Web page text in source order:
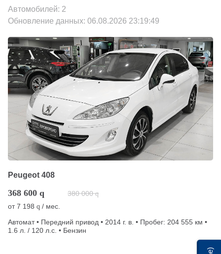
Автомобилей: 2
Обновление данных: 06.08.2026 23:19:49
Peugeot 408
368 600 q 380 000 q
от7 198 q / мес.
Автомат • Передний привод • 2014 г. в. • Пробег: 204 555 км •
1.6 л. / 120 л.с. • Бензин